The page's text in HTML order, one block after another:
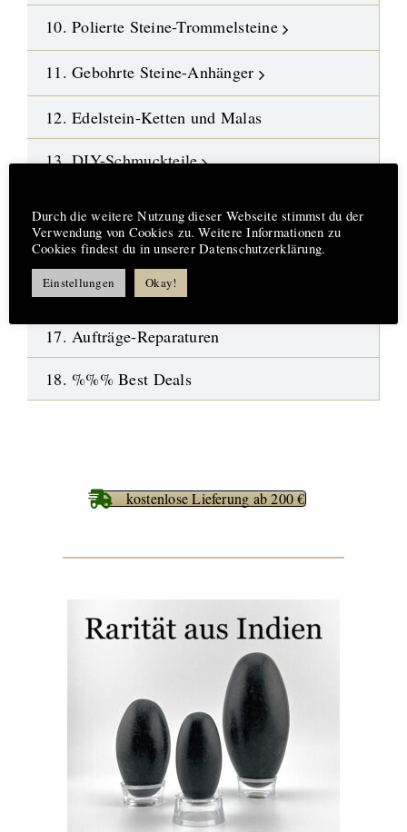
10. Polierte Steine-Trommelsteine
11. Gebohrte Steine-Anhänger
12. Edelstein-Ketten und Malas
13. DIY-Schmuckteile
15. Design-Engel aus Fusingglas
16.
Neue Highlights
17. Aufträge-Reparaturen
18. %%% Best Deals
kostenlose Lieferung ab 200 €
Durch die weitere Nutzung dieser Webseite stimmst du der
Verwendung von Cookies zu. Weitere Informationen zu
Cookies findest du in unserer Datenschutzerklärung.
Einstellungen Okay!